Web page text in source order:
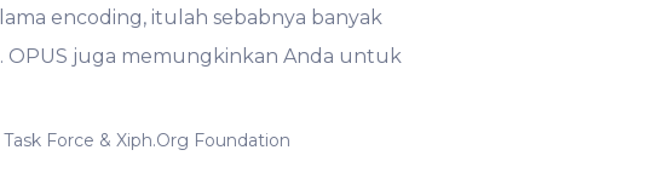
encoding, itulah sebabnya banyak
OPUS juga memungkinkan Anda untuk
Force & Xiph.Org Foundation